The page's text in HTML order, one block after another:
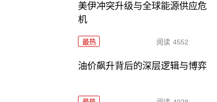
美伊冲突升级与全球能源供应危
机
最热 阅读 4552
油价飙升背后的深层逻辑与博弈